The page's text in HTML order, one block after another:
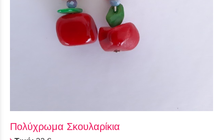
Πολύχρωμα Σκουλαρίκια